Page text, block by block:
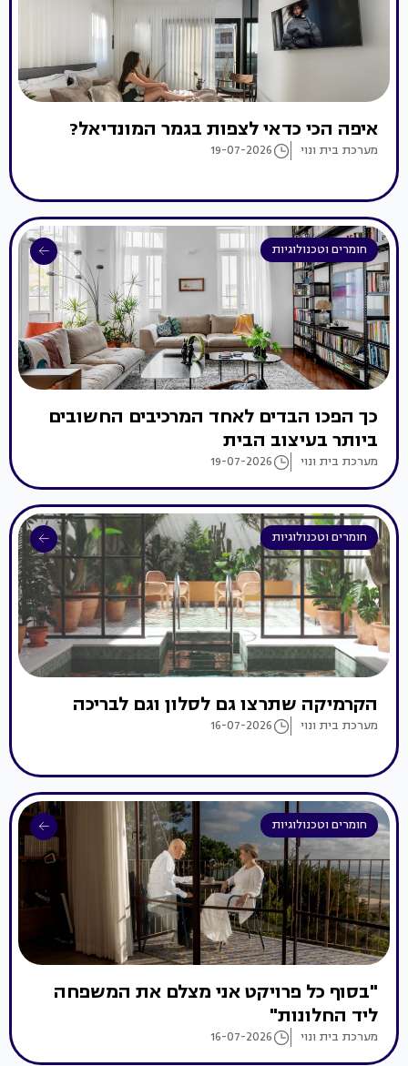
איפה הכי כדאי לצפות בגמר המונדיאל?
מערכת בית ונוי 19-07-2026
חומרים וטכנולוגיות
כך הפכו הבדים לאחד המרכיבים החשובים
ביותר בעיצוב הבית
מערכת בית ונוי 19-07-2026
חומרים וטכנולוגיות
הקרמיקה שתרצו גם לסלון וגם לבריכה
מערכת בית ונוי 16-07-2026
חומרים וטכנולוגיות
"בסוף כל פרויקט אני מצלם את המשפחה
ליד החלונות"
מערכת בית ונוי 16-07-2026